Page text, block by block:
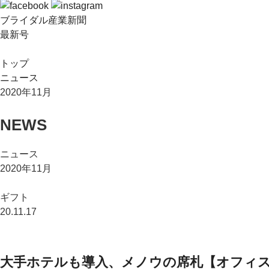
ブライダル産業新聞
最新号
トップ
ニュース
2020年11月
NEWS
ニュース
2020年11月
ギフト
20.11.17
大手ホテルも導入、メノウの席札【オフィ